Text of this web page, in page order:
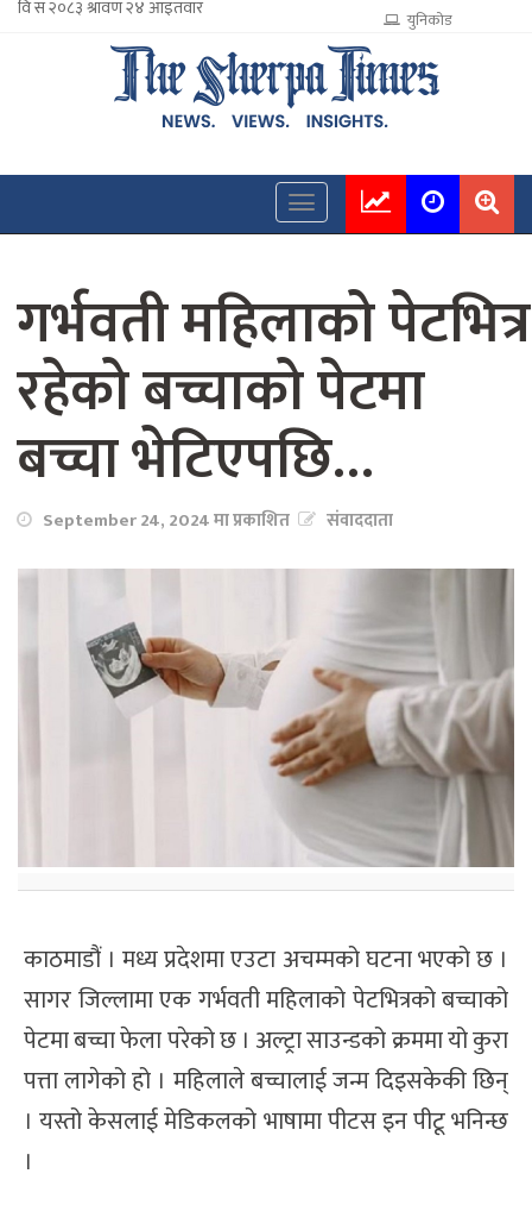
युनिकोड
गर्भवती महिलाको पेटभित्र
रहेको बच्चाको पेटमा
बच्चा भेटिएपछि…
September 24, 2024 मा प्रकाशित संवाददाता
काठमाडौं । मध्य प्रदेशमा एउटा अचम्मको घटना भएको छ ।
सागर जिल्लामा एक गर्भवती महिलाको पेटभित्रको बच्चाको
पेटमा बच्चा फेला परेको छ । अल्ट्रा साउन्डको क्रममा यो कुरा
पत्ता लागेको हो । महिलाले बच्चालाई जन्म दिइसकेकी छिन्
। यस्तो केसलाई मेडिकलको भाषामा पीटस इन पीटू भनिन्छ
।